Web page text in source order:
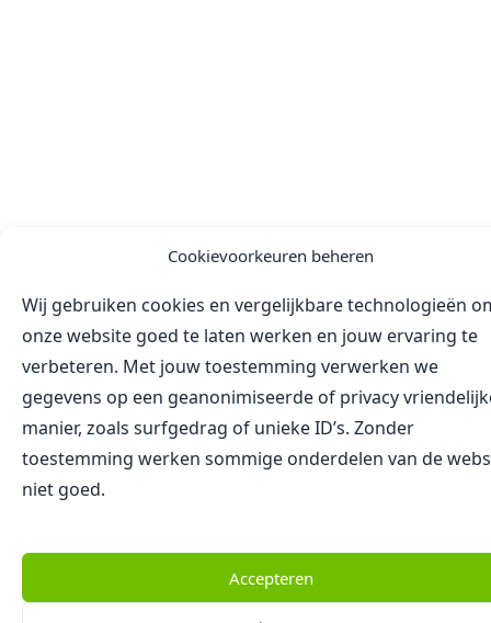
Cookievoorkeuren beheren
Wij gebruiken cookies en vergelijkbare technologieën
onze website goed te laten werken en jouw ervaring te
verbeteren. Met jouw toestemming verwerken we
gegevens op een geanonimiseerde of privacy
manier, zoals surfgedrag of unieke ID’s. Zonder
toestemming werken sommige onderdelen van de
niet goed.
Accepteren